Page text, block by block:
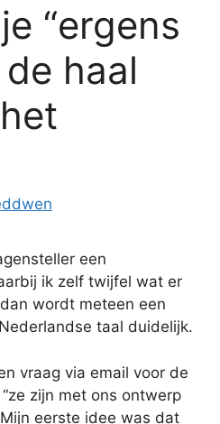
“ergens
haal
een
ik zelf twijfel wat er
wordt meteen een
taal duidelijk.
vraag via email voor de
zijn met ons ontwerp
eerste idee was dat